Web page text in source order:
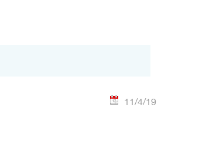
11/4/19